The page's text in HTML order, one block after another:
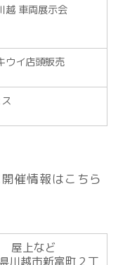
越 車両展示会
ウイ店頭販売
催情報はこちら
屋上など
川越市新富町２丁